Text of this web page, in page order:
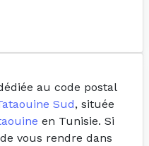
au code postal
Sud, située
en Tunisie. Si
vous rendre dans